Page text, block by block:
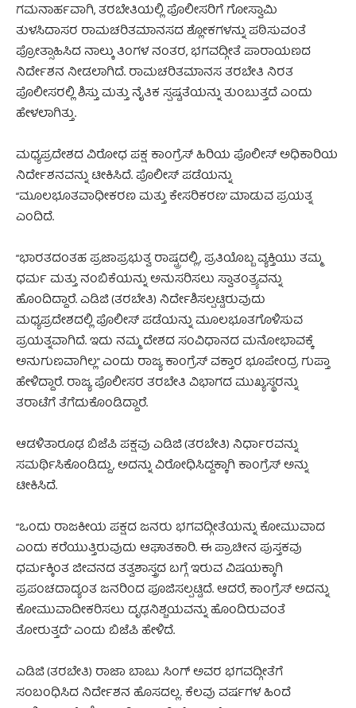
ಗಮನಾರ್ಹವಾಗಿ, ತರಬೇತಿಯಲ್ಲಿ ಪೊಲೀಸರಿಗೆ ಗೋಸ್ವಾಮಿ
ತುಳಸಿದಾಸರ ರಾಮಚರಿತಮಾನಸದ ಶ್ಲೋಕಗಳನ್ನು ಪಠಿಸುವಂತೆ
ಪ್ರೋತ್ಸಾಹಿಸಿದ ನಾಲ್ಕು ತಿಂಗಳ ನಂತರ, ಭಗವದ್ಗೀತೆ ಪಾರಾಯಣದ
ನಿರ್ದೇಶನ ನೀಡಲಾಗಿದೆ. ರಾಮಚರಿತಮಾನಸ ತರಬೇತಿ ನಿರತ
ಪೊಲೀಸರಲ್ಲಿ ಶಿಸ್ತು ಮತ್ತು ನೈತಿಕ ಸ್ಪಷ್ಟತೆಯನ್ನು ತುಂಬುತ್ತದೆ ಎಂದು
ಹೇಳಲಾಗಿತ್ತು.
ಮಧ್ಯಪ್ರದೇಶದ ವಿರೋಧ ಪಕ್ಷ ಕಾಂಗ್ರೆಸ್ ಹಿರಿಯ ಪೊಲೀಸ್ ಅಧಿಕಾರಿಯ
ನಿರ್ದೇಶನವನ್ನು ಟೀಕಿಸಿದೆ. ಪೊಲೀಸ್ ಪಡೆಯನ್ನು
“ಮೂಲಭೂತವಾಧೀಕರಣ ಮತ್ತು ಕೇಸರಿಕರಣ’ ಮಾಡುವ ಪ್ರಯತ್ನ
ಎಂದಿದೆ.
“ಭಾರತದಂತಹ ಪ್ರಜಾಪ್ರಭುತ್ವ ರಾಷ್ಟ್ರದಲ್ಲಿ, ಪ್ರತಿಯೊಬ್ಬ ವ್ಯಕ್ತಿಯು ತಮ್ಮ
ಧರ್ಮ ಮತ್ತು ನಂಬಿಕೆಯನ್ನು ಅನುಸರಿಸಲು ಸ್ವಾತಂತ್ರ್ಯವನ್ನು
ಹೊಂದಿದ್ದಾರೆ. ಎಡಿಜಿ (ತರಬೇತಿ) ನಿರ್ದೇಶಿಸಲ್ಪಟ್ಟಿರುವುದು
ಮಧ್ಯಪ್ರದೇಶದಲ್ಲಿ ಪೊಲೀಸ್ ಪಡೆಯನ್ನು ಮೂಲಭೂತಗೊಳಿಸುವ
ಪ್ರಯತ್ನವಾಗಿದೆ. ಇದು ನಮ್ಮ ದೇಶದ ಸಂವಿಧಾನದ ಮನೋಭಾವಕ್ಕೆ
ಅನುಗುಣವಾಗಿಲ್ಲ” ಎಂದು ರಾಜ್ಯ ಕಾಂಗ್ರೆಸ್ ವಕ್ತಾರ ಭೂಪೇಂದ್ರ ಗುಪ್ತಾ
ಹೇಳಿದ್ದಾರೆ. ರಾಜ್ಯ ಪೊಲೀಸರ ತರಬೇತಿ ವಿಭಾಗದ ಮುಖ್ಯಸ್ಥರನ್ನು
ತರಾಟೆಗೆ ತೆಗೆದುಕೊಂಡಿದ್ದಾರೆ.
ಆಡಳಿತಾರೂಢ ಬಿಜೆಪಿ ಪಕ್ಷವು ಎಡಿಜಿ (ತರಬೇತಿ) ನಿರ್ಧಾರವನ್ನು
ಸಮರ್ಥಿಸಿಕೊಂಡಿದ್ದು, ಅದನ್ನು ವಿರೋಧಿಸಿದ್ದಕ್ಕಾಗಿ ಕಾಂಗ್ರೆಸ್ ಅನ್ನು
ಟೀಕಿಸಿದೆ.
“ಒಂದು ರಾಜಕೀಯ ಪಕ್ಷದ ಜನರು ಭಗವದ್ಗೀತೆಯನ್ನು ಕೋಮುವಾದ
ಎಂದು ಕರೆಯುತ್ತಿರುವುದು ಆಘಾತಕಾರಿ. ಈ ಪ್ರಾಚೀನ ಪುಸ್ತಕವು
ಧರ್ಮಕ್ಕಿಂತ ಜೀವನದ ತತ್ವಶಾಸ್ತ್ರದ ಬಗ್ಗೆ ಇರುವ ವಿಷಯಕ್ಕಾಗಿ
ಪ್ರಪಂಚದಾದ್ಯಂತ ಜನರಿಂದ ಪೂಜಿಸಲ್ಪಟ್ಟಿದೆ. ಆದರೆ, ಕಾಂಗ್ರೆಸ್ ಅದನ್ನು
ಕೋಮುವಾದೀಕರಿಸಲು ದೃಢನಿಶ್ಚಯವನ್ನು ಹೊಂದಿರುವಂತೆ
ತೋರುತ್ತದೆ” ಎಂದು ಬಿಜೆಪಿ ಹೇಳಿದೆ.
ಎಡಿಜಿ (ತರಬೇತಿ) ರಾಜಾ ಬಾಬು ಸಿಂಗ್ ಅವರ ಭಗವದ್ಗೀತೆಗೆ
ಸಂಬಂಧಿಸಿದ ನಿರ್ದೇಶನ ಹೊಸದಲ್ಲ. ಕೆಲವು ವರ್ಷಗಳ ಹಿಂದೆ